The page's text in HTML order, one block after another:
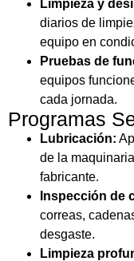
Limpieza y
diarios de
equipo en
Pruebas de
equipos
cada jornada.
Programas
Lubricación:
de la
fabricante.
Inspección de
correas,
desgaste.
Limpieza